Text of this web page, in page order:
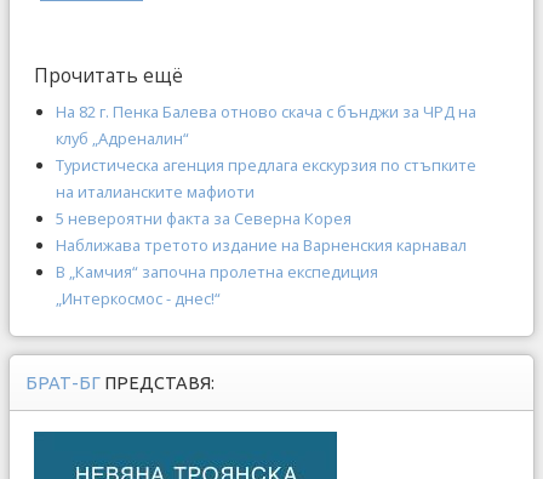
Прочитать ещё
На 82 г. Пенка Балева отново скача с бънджи за ЧРД на
клуб „Адреналин“
Туристическа агенция предлага екскурзия по стъпките
на италианските мафиоти
5 невероятни факта за Северна Корея
Наближава третото издание на Варненския карнавал
В „Камчия“ започна пролетна експедиция
„Интеркосмос - днес!“
БРАТ-БГ ПРЕДСТАВЯ: